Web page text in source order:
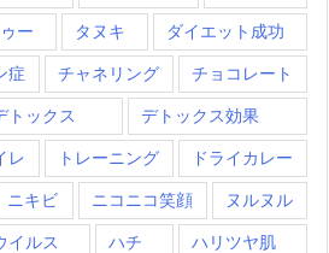
ー タヌキ ダイエット成功
症 チャネリング チョコレート
トックス デトックス効果
レ トレーニング ドライカレー
ニキビ ニコニコ笑顔 ヌルヌル
イルス ハチ ハリツヤ肌